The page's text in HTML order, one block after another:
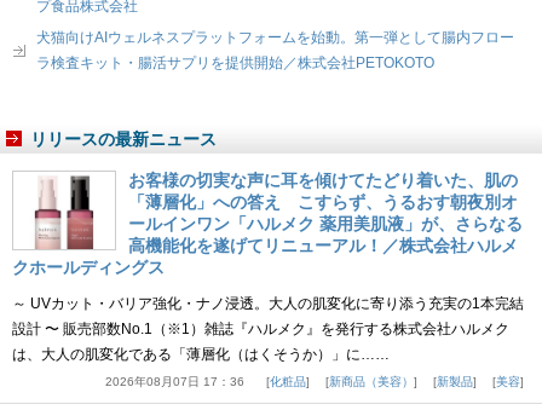
プ食品株式会社
犬猫向けAIウェルネスプラットフォームを始動。第一弾として腸内フロー
ラ検査キット・腸活サプリを提供開始／株式会社PETOKOTO
リリースの最新ニュース
お客様の切実な声に耳を傾けてたどり着いた、肌の
「薄層化」への答え こすらず、うるおす朝夜別オ
ールインワン「ハルメク 薬用美肌液」が、さらなる
高機能化を遂げてリニューアル！／株式会社ハルメ
クホールディングス
～ UVカット・バリア強化・ナノ浸透。大人の肌変化に寄り添う充実の1本完結
設計 〜 販売部数No.1（※1）雑誌『ハルメク』を発行する株式会社ハルメク
は、大人の肌変化である「薄層化（はくそうか）」に……
2026年08月07日 17：36 化粧品 新商品（美容） 新製品 美容